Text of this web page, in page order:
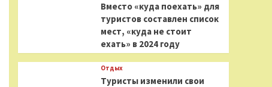
Вместо «куда поехать» для
туристов составлен список
мест, «куда не стоит
ехать» в 2024 году
Отдых
Туристы изменили свои